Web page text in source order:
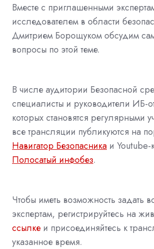
Вместе с приглашенными
исследователем в области
Дмитрием Борощуком обсудим
вопросы по этой теме.
В числе аудитории Безопасной
специалисты и руководители ИБ-
которых становятся регулярными
все трансляции публикуются на
Навигатор Безопасника и Youtube-
Полосатый инфобез.
Чтобы иметь возможность задать
экспертам, регистрируйтесь на
ссылке и присоединяйтесь к
указанное время.